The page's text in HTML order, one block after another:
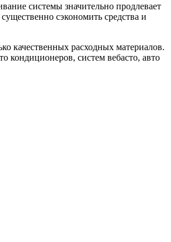
системы значительно продлевает
сэкономить средства и
качественных расходных материалов.
кондиционеров, систем вебасто, авто